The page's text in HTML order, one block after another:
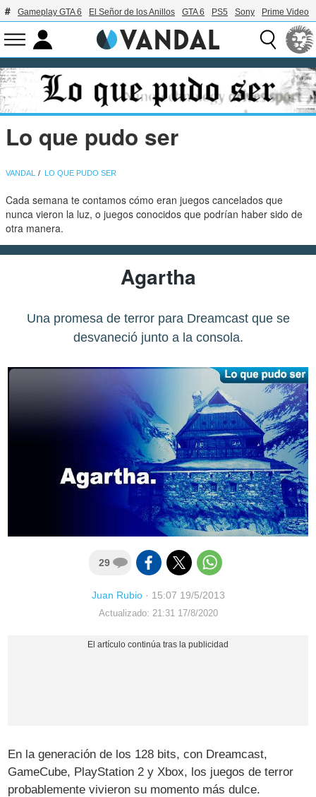
Gameplay GTA 6 El Señor de los Anillos GTA 6 PS5 Sony Prime Video
Lo que pudo ser
VANDAL LO QUE PUDO SER
Cada semana te contamos cómo eran juegos cancelados que
nunca vieron la luz, o juegos conocidos que podrían haber sido de
otra manera.
Agartha
Una promesa de terror para Dreamcast que se
desvaneció junto a la consola.
29
Juan Rubio· 15:07 19/5/2013
Actualizado: 21:31 17/8/2020
En la generación de los 128 bits, con Dreamcast,
GameCube, PlayStation 2 y Xbox, los juegos de terror
probablemente vivieron su momento más dulce.